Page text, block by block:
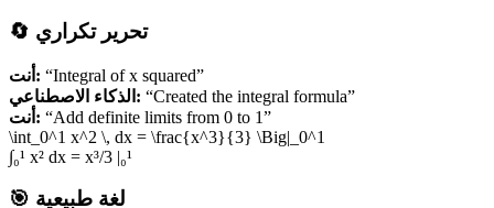
🔄 تحرير تكراري
أنت: “Integral of x squared”
الذكاء الاصطناعي: “Created the integral formula”
أنت: “Add definite limits from 0 to 1”
\int_0^1 x^2 \, dx = \frac{x^3}{3} \Big|_0^1
∫₀¹ x² dx = x³/3 |₀¹
🎯 لغة طبيعية